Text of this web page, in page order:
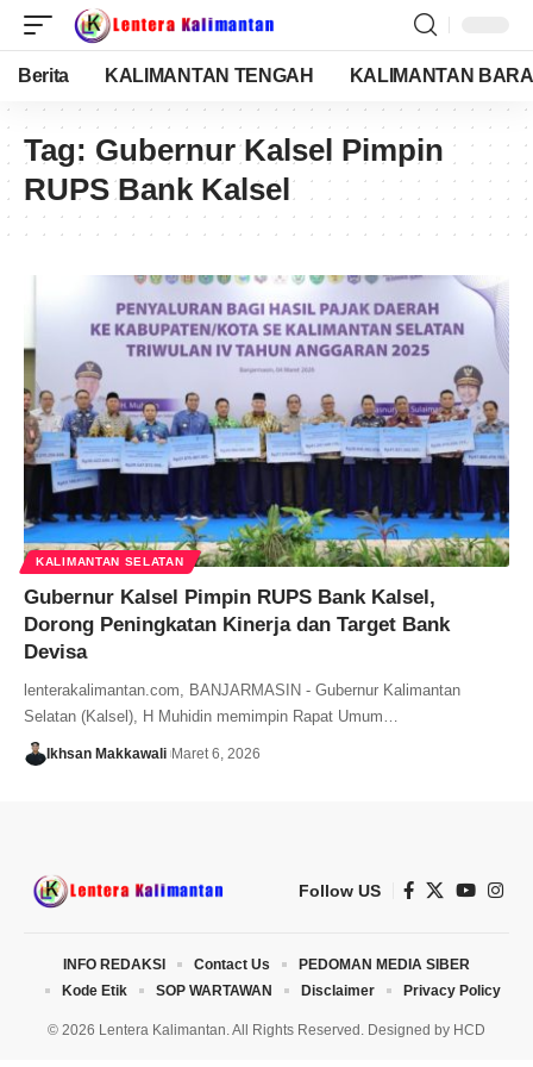
Berita KALIMANTAN TENGAH KALIMANTAN
Tag: Gubernur Kalsel Pimpin
RUPS Bank Kalsel
KALIMANTAN SELATAN
Gubernur Kalsel Pimpin RUPS Bank Kalsel,
Dorong Peningkatan Kinerja dan Target Bank
Devisa
lenterakalimantan.com, BANJARMASIN - Gubernur Kalimantan
Selatan (Kalsel), H Muhidin memimpin Rapat Umum…
Ikhsan Makkawali Maret 6, 2026
Follow US
© 2026 Lentera Kalimantan. All Rights Reserved. Designed by HCD
INFO REDAKSI Contact Us
PEDOMAN MEDIA SIBER
Kode Etik
SOP WARTAWAN Disclaimer Privacy Policy